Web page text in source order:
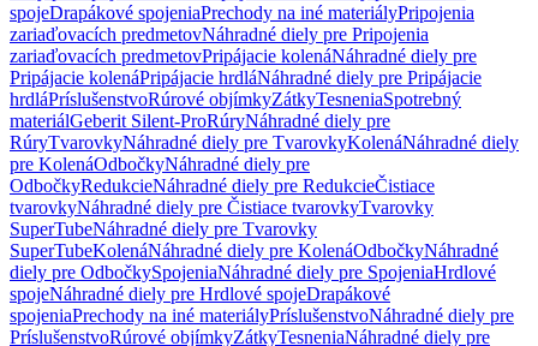
spojeDrapákové spojeniaPrechody na iné materiályPripojenia
zariaďovacích predmetovNáhradné diely pre Pripojenia
zariaďovacích predmetovPripájacie kolenáNáhradné diely pre
Pripájacie kolenáPripájacie hrdláNáhradné diely pre Pripájacie
hrdláPríslušenstvoRúrové objímkyZátkyTesneniaSpotrebný
materiálGeberit Silent-ProRúryNáhradné diely pre
RúryTvarovkyNáhradné diely pre TvarovkyKolenáNáhradné diely
pre KolenáOdbočkyNáhradné diely pre
OdbočkyRedukcieNáhradné diely pre RedukcieČistiace
tvarovkyNáhradné diely pre Čistiace tvarovkyTvarovky
SuperTubeNáhradné diely pre Tvarovky
SuperTubeKolenáNáhradné diely pre KolenáOdbočkyNáhradné
diely pre OdbočkySpojeniaNáhradné diely pre SpojeniaHrdlové
spojeNáhradné diely pre Hrdlové spojeDrapákové
spojeniaPrechody na iné materiályPríslušenstvoNáhradné diely pre
PríslušenstvoRúrové objímkyZátkyTesneniaNáhradné diely pre